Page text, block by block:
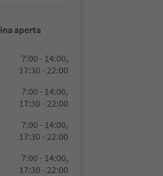
aperta
7:00 - 14:00,
17:30 - 22:00
7:00 - 14:00,
17:30 - 22:00
7:00 - 14:00,
17:30 - 22:00
7:00 - 14:00,
17:30 - 22:00